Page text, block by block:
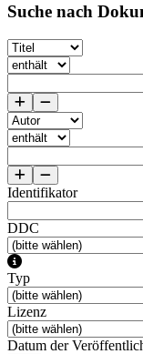
Suche nach
Identifikator
DDC
Typ
Lizenz
Datum der